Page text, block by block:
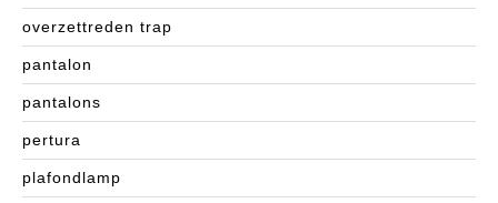
overzettreden trap
pantalon
pantalons
pertura
plafondlamp